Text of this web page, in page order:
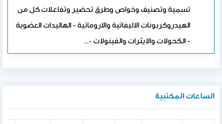
تسمية وتصنيف وخواص وطرق تحضير وتفاعلات كل من
الهيدروكربونات الاليفاتية والاروماتية - الهاليدات العضوية
- الكحولات والايثرات والفينولات -…
الساعات المكتبية